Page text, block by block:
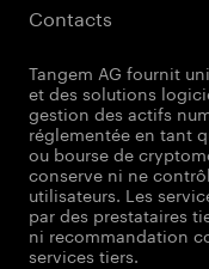
Contacts
Tangem AG fournit
et des solutions
gestion des actifs
réglementée en tant
ou bourse de
conserve ni ne
utilisateurs. Les
par des prestataires
ni recommandation
services tiers.